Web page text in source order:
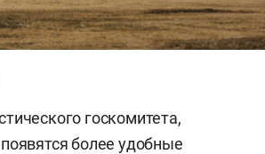
госкомитета,
более удобные